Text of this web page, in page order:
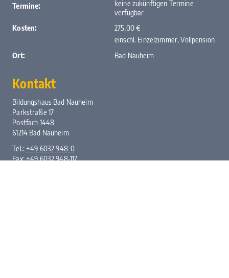
Termine:
keine zukünftigen Termine
verfügbar
Kosten:
275,00 €
einschl. Einzelzimmer, Vollpension
Ort:
Bad Nauheim
Kontakt
Bildungshaus Bad Nauheim
Parkstraße 17
Postfach 1448
61214 Bad Nauheim
Tel.: +49 6032 948-0
Fax: +49 6032 948-117